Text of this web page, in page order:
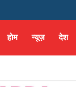
होम न्यूज़ देश